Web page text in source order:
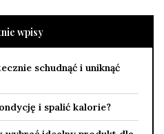
wpisy
schudnąć i uniknąć
i spalić kalorie?